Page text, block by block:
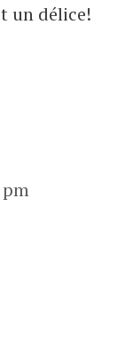
un délice!
pm